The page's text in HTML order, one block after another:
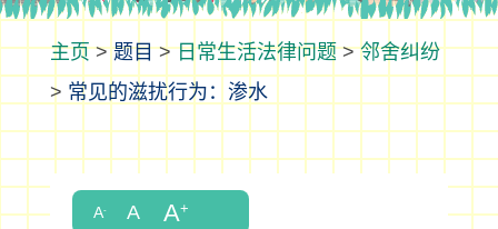
>题目>日常生活法律问题>邻舍纠纷
> 常见的滋扰行为：渗水